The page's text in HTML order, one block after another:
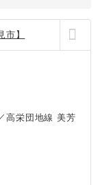
】
高栄団地線 美芳